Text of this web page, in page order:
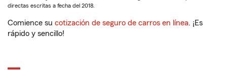
directas escritas a fecha del 2018.
Comience su cotización de seguro de carros en línea. ¡Es
rápido y sencillo!